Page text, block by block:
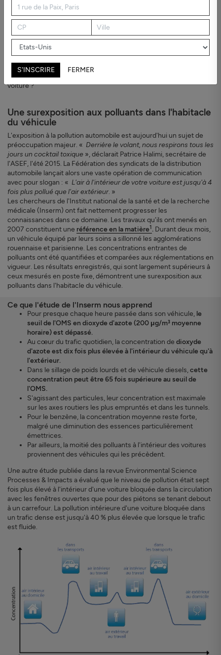
dont les gaz d'échappements se libèrent continuellement. Ces gaz
sont un cocktail de polluants dangereux fait de dioxyde d'azote
(NO2) et d'ozone (O ). Au volant, et en particulier lors des
embouteillages où nos nerfs sont déjà mis à rude épreuve, nous
sommes donc exposés à un air particulièrement pollué. L'habitacle,
loin de protéger ses occupants, laisse pénétrer les polluants et les
Quelles sont les solutions pour lutter contre la pollution dans notre
voiture ?
Une surexposition aux polluants dans l'habitacle
du véhicule
L'exposition à la pollution automobile est aujourd'hui un sujet de
préoccupation majeur. « Derrière le volant, nous respirons tous les
jours un cocktail toxique », déclarait Patrice Halimi, secrétaire de
l'ASEF, l'été 2015. La Fédération des syndicats de la distribution
automobile lançait alors une vaste opération de communication
avec pour slogan : « L'air à l'intérieur de votre voiture est jusqu'à 4
fois plus pollué que l'air extérieur. »
Les chercheurs de l'Institut national de la santé et de la recherche
médicale (Inserm) ont fait nettement progresser les
connaissances dans ce domaine. Les travaux qu'ils ont menés en
2007 constituent une référence en la matière1. Durant deux mois,
un véhicule équipé par leurs soins a sillonné les agglomérations
rouennaise et parisienne. Les concentrations entrantes de
polluants ont été quantifiées et comparées aux réglementations en
vigueur. Les résultats enregistrés, qui sont largement supérieurs à
ceux mesurés en poste fixe, démontrent une surexposition aux
polluants dans l'habitacle du véhicule.
Ce que l'étude de l'Inserm nous apprend
Pour presque chaque heure passée dans son véhicule, le
seuil de l'OMS en dioxyde d'azote (200 μg/m³ moyenne
horaire) est dépassé.
Au cœur du trafic quotidien, la concentration de dioxyde
d'azote est dix fois plus élevée à l'intérieur du véhicule qu'à
l'extérieur.
Dans le sillage de poids lourds et de véhicule diesels,cette
concentration peut être 65 fois supérieure au seuil de
l'OMS.
S'agissant des particules, leur concentration est maximale
sur les axes routiers les plus empruntés et dans les tunnels.
Pour le benzène, la concentration moyenne reste forte,
malgré une diminution des essences particulièrement
émettrices.
Par ailleurs, la moitié des polluants à l'intérieur des voitures
proviennent des véhicules qui les précèdent.
Une autre étude publiée dans la revue Environmental Science
Processes & Impacts a évalué que le niveau de pollution était sept
fois plus élevé à l'intérieur d'une voiture bloquée dans la circulation
avec les fenêtres ouvertes que pour des piétons se tenant debout
à un carrefour. La pollution intérieure d'une voiture bloquée dans
un trafic dense est jusqu'à 40 % plus élevée que lorsque le trafic
est fluide.
S'INSCRIRE FERMER